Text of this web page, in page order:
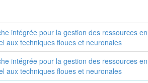
intégrée pour la gestion des ressources
aux techniques floues et neuronales
intégrée pour la gestion des ressources
aux techniques floues et neuronales